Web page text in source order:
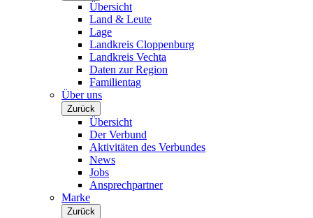
Übersicht
Land & Leute
Lage
Landkreis Cloppenburg
Landkreis Vechta
Daten zur Region
Familientag
Über uns
Zurück
Übersicht
Der Verbund
Aktivitäten des Verbundes
News
Jobs
Ansprechpartner
Marke
Zurück